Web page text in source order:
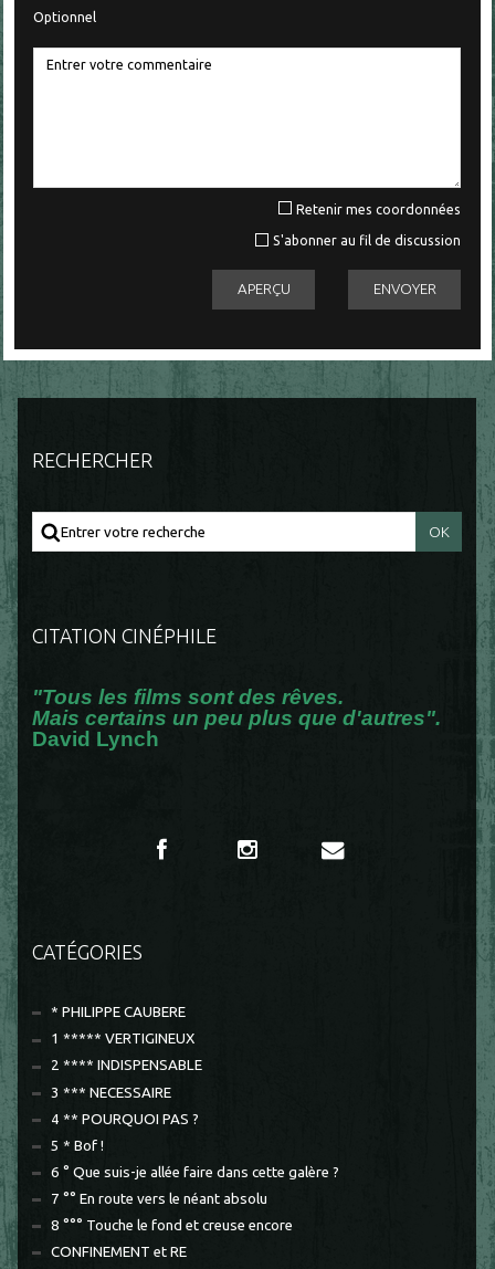
Optionnel
Retenir mes coordonnées
S'abonner au fil de discussion
RECHERCHER
CITATION CINÉPHILE
"Tous les films sont des rêves.
Mais certains un peu plus que d'autres".
David Lynch
CATÉGORIES
* PHILIPPE CAUBERE
1 ***** VERTIGINEUX
2 **** INDISPENSABLE
3 *** NECESSAIRE
4 ** POURQUOI PAS ?
5 * Bof !
6 ° Que suis-je allée faire dans cette galère ?
7 °° En route vers le néant absolu
8 °°° Touche le fond et creuse encore
CONFINEMENT et RE